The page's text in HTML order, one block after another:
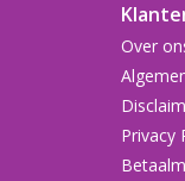
Over
Privacy